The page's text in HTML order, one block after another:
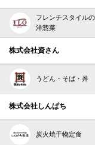
フレンチスタイルの
洋惣菜
株式会社資さん
うどん・そば・丼
株式会社しんぱち
炭火焼干物定食